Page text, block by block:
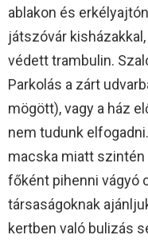
ablakon és
játszóvár
védett trambulin.
Parkolás a zárt
mögött), vagy a ház
nem tudunk
macska miatt
főként pihenni vágyó
társaságoknak
kertben való bulizás